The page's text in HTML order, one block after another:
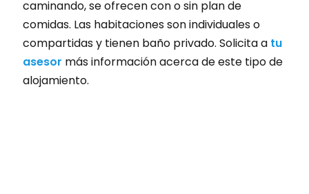
caminando, se ofrecen con o sin plan de
comidas. Las habitaciones son individuales o
compartidas y tienen baño privado. Solicita a tu
asesor más información acerca de este tipo de
alojamiento.